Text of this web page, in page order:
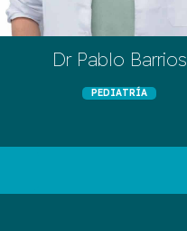
Dr Pablo Barrios
PEDIATRÍA